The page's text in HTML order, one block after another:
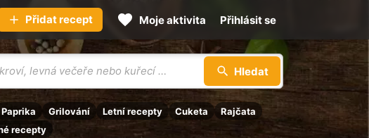
Hledat
Paprika Grilování Letní recepty Cuketa
Rajčata
recepty
Přidat recept Moje aktivita Přihlásit se